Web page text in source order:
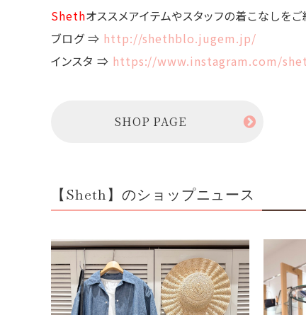
Shethオススメアイテムやスタッフの着こなしを
ブログ ⇒ http://shethblo.jugem.jp/
インスタ ⇒ https://www.instagram.com/
SHOP PAGE
【Sheth】のショップニュース